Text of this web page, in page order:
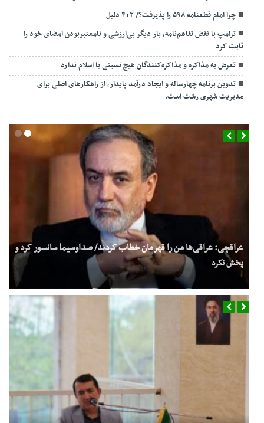
چرا امام قطعنامه ۵۹۸ را پذیرفت؟/ ۲+۴ دلیل
ترامپ با نقض تفاهم‌نامه، بار دیگر بی‌ارزشی و نامعتبربودن امضای خود را
ثابت کرد
تعرض به مذاکره و مذاکره‌کنندگان هیچ نسبتی با اسلام ندارد
تدوین برنامه چهارساله و ایجاد درآمد پایدار، از راهکارهای اصلی برای
مدیریت شهری رشت است.
عراقچی: عراقی‌ها من را قهرمان خطاب کردند/ صداوسیما سانسور کرد و
پخش نکرد
فوری/ اکبر عبدی درگذشت